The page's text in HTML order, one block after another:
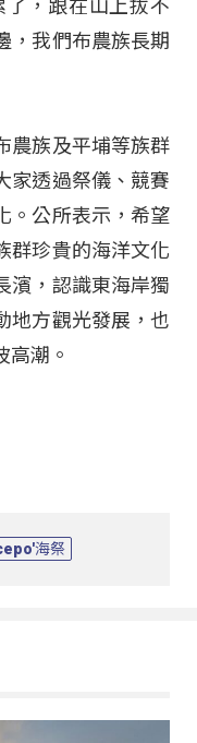
，跟在山上拔不
，我們布農族長期
農族及平埔等族群
家透過祭儀、競賽
。公所表示，希望
群珍貴的海洋文化
濱，認識東海岸獨
地方觀光發展，也
高潮。
海祭